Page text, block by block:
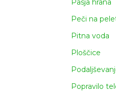
Pasja hrana
Peči na
Pitna voda
Ploščice
Popravilo